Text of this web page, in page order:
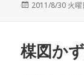
投
2011/8/30 火曜
楳図か